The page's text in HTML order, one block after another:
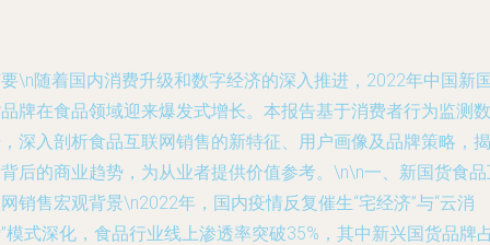
\n随着国内消费升级和数字经济的深入推进，2022年中国新
牌在食品领域迎来爆发式增长。本报告基于消费者行为监测数
深入剖析食品互联网销售的新特征、用户画像及品牌策略，揭
后的商业趋势，为从业者提供价值参考。\n\n一、新国货食
销售宏观背景\n2022年，国内疫情反复催生“宅经济”与“云消
模式深化，食品行业线上渗透率突破35%，其中新兴国货品牌